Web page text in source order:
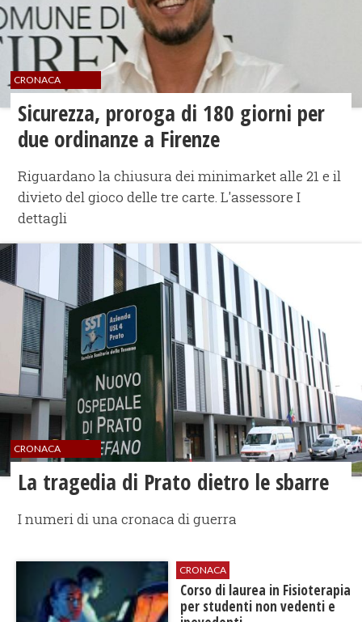
CRONACA
Sicurezza, proroga di 180 giorni per
due ordinanze a Firenze
Riguardano la chiusura dei minimarket alle 21 e il
divieto del gioco delle tre carte. L'assessore I
dettagli
CRONACA
La tragedia di Prato ​dietro le sbarre
I numeri di una cronaca di guerra
CRONACA
Corso di laurea in Fisioterapia
per studenti non vedenti e